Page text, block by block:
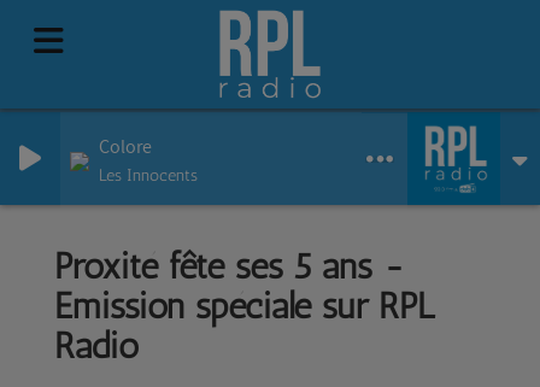
Colore
Les Innocents
Proxité fête ses 5 ans -
Emission spéciale sur RPL
Radio